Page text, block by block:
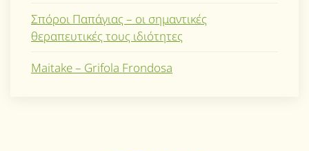
Σπόροι Παπάγιας – οι σημαντικές
θεραπευτικές τους ιδιότητες
Maitake – Grifola Frondosa